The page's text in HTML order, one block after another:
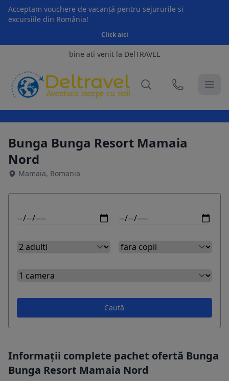
Acceptam vouchere de vacanță pentru sejururile si
excursiile din România!
Click aici
bine ati venit la DelTRAVEL
Bunga Bunga Resort Mamaia
Nord
Mamaia, Romania
Caută
Informații complete pachet ofertă Bunga
Bunga Resort Mamaia Nord